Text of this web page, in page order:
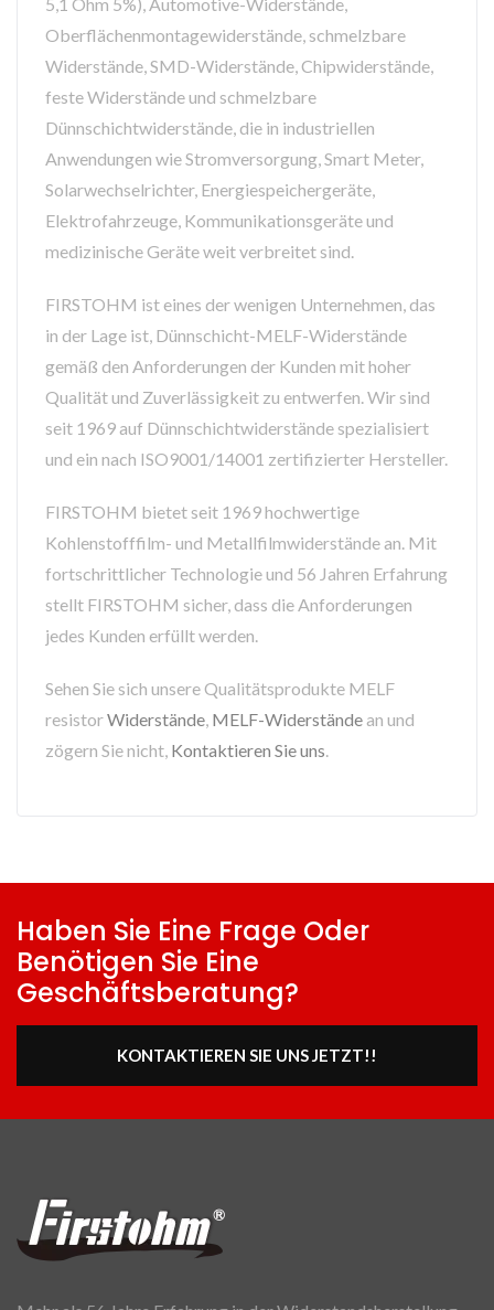
Oberflächenmontagewiderstände, schmelzbare
Widerstände, SMD-Widerstände, Chipwiderstände,
feste Widerstände und schmelzbare
Dünnschichtwiderstände, die in industriellen
Anwendungen wie Stromversorgung, Smart Meter,
Solarwechselrichter, Energiespeichergeräte,
Elektrofahrzeuge, Kommunikationsgeräte und
medizinische Geräte weit verbreitet sind.
FIRSTOHM ist eines der wenigen Unternehmen, das
in der Lage ist, Dünnschicht-MELF-Widerstände
gemäß den Anforderungen der Kunden mit hoher
Qualität und Zuverlässigkeit zu entwerfen. Wir sind
seit 1969 auf Dünnschichtwiderstände spezialisiert
und ein nach ISO9001/14001 zertifizierter Hersteller.
FIRSTOHM bietet seit 1969 hochwertige
Kohlenstofffilm- und Metallfilmwiderstände an. Mit
fortschrittlicher Technologie und 56 Jahren Erfahrung
stellt FIRSTOHM sicher, dass die Anforderungen
jedes Kunden erfüllt werden.
Sehen Sie sich unsere Qualitätsprodukte MELF
resistorWiderstände, MELF-Widerstände an und
zögern Sie nicht, Kontaktieren Sie uns.
Haben Sie Eine Frage Oder
Benötigen Sie Eine
Geschäftsberatung?
KONTAKTIEREN SIE UNS JETZT!!